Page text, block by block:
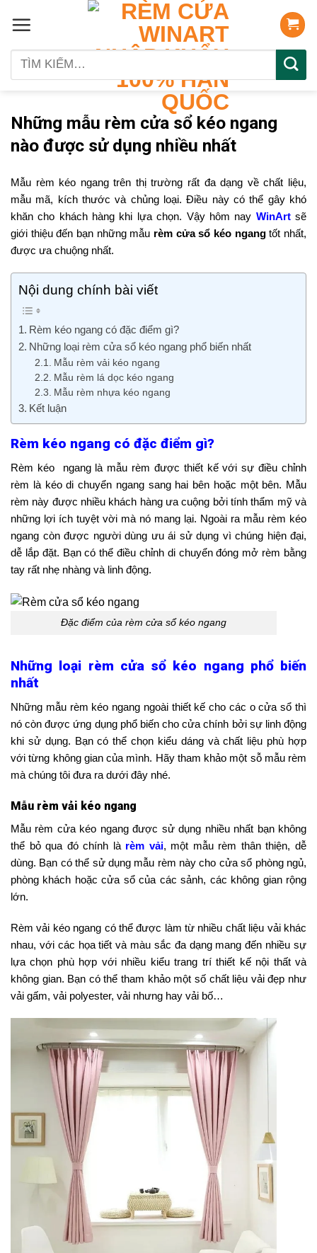
content
Tìm
Những mẫu rèm cửa sổ kéo ngang
nào được sử dụng nhiều nhất
Mẫu rèm kéo ngang trên thị trường rất đa dạng về chất liệu,
mẫu mã, kích thước và chủng loại. Điều này có thể gây khó
khăn cho khách hàng khi lựa chọn. Vậy hôm nay WinArtsẽ
giới thiệu đến bạn những mẫu rèm cửa sổ kéo ngangtốt nhất,
được ưa chuộng nhất.
Nội dung chính bài viết
Rèm kéo ngang có đặc điểm gì?
Những loại rèm cửa sổ kéo ngang phổ biến nhất
Mẫu rèm vải kéo ngang
Mẫu rèm lá dọc kéo ngang
Mẫu rèm nhựa kéo ngang
Kết luận
Rèm kéo ngang có đặc điểm gì?
Rèm kéo ngang là mẫu rèm được thiết kế với sự điều chỉnh
rèm là kéo di chuyển ngang sang hai bên hoặc một bên. Mẫu
rèm này được nhiều khách hàng ưa cuộng bởi tính thẩm mỹ và
những lợi ích tuyệt vời mà nó mang lại. Ngoài ra mẫu rèm kéo
ngang còn được người dùng ưu ái sử dụng vì chúng hiện đại,
dễ lắp đặt. Bạn có thể điều chỉnh di chuyển đóng mở rèm bằng
tay rất nhẹ nhàng và linh động.
Đặc điểm của rèm cửa sổ kéo ngang
Những loại rèm cửa sổ kéo ngang phổ biến
nhất
Những mẫu rèm kéo ngang ngoài thiết kế cho các o cửa sổ thì
nó còn được ứng dụng phổ biến cho cửa chính bởi sự linh động
khi sử dụng. Bạn có thể chọn kiểu dáng và chất liệu phù hợp
với từng không gian của mình. Hãy tham khảo một sỗ mẫu rèm
mà chúng tôi đưa ra dưới đây nhé.
Mẫu rèm vải kéo ngang
Mẫu rèm cửa kéo ngang được sử dụng nhiều nhất bạn không
thể bỏ qua đó chính là rèm vải, một mẫu rèm thân thiện, dễ
dùng. Bạn có thể sử dụng mẫu rèm này cho cửa sổ phòng ngủ,
phòng khách hoặc cửa sổ của các sảnh, các không gian rộng
lớn.
Rèm vải kéo ngang có thể được làm từ nhiều chất liệu vải khác
nhau, với các họa tiết và màu sắc đa dạng mang đến nhiều sự
lựa chọn phù hợp với nhiều kiểu trang trí thiết kế nội thất và
không gian. Bạn có thể tham khảo một số chất liệu vải đẹp như
vải gấm, vải polyester, vải nhưng hay vải bố…